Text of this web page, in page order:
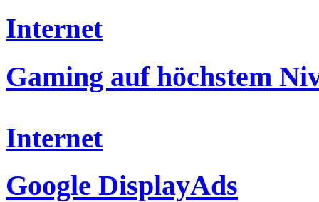
Internet
Gaming auf höchstem
Internet
Google DisplayAds